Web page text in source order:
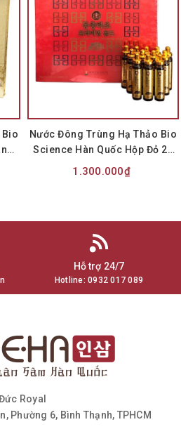
Bio
Nước Đông Trùng Hạ Thảo Bio
Science Hàn Quốc Hộp Đỏ 20
Ống x 20ml
1.300.000₫
Hỗ trợ 24/7
Hotline:0932 017 089
Royal
Phường 6, Bình Thạnh, TPHCM